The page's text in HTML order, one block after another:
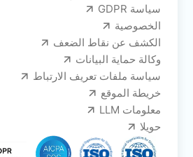
سياسة GDPR
الخصوصية
الكشف عن نقاط الضعف
وكالة حماية البيانات
سياسة ملفات تعريف الارتباط
خريطة الموقع
معلومات LLM
حويلا